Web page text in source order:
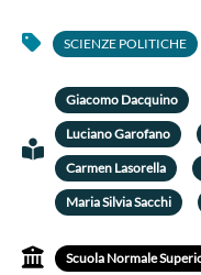
SCIENZE POLITICHE
Giacomo Dacquino
Luciano Garofano
Carmen Lasorella
Maria Silvia Sacchi
Scuola Normale